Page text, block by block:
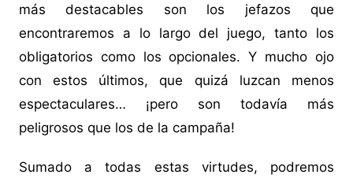
más destacables son los jefazos que
encontraremos a lo largo del juego, tanto los
obligatorios como los opcionales. Y mucho ojo
con estos últimos, que quizá luzcan menos
espectaculares… ¡pero son todavía más
peligrosos que los de la campaña!
Sumado a todas estas virtudes, podremos